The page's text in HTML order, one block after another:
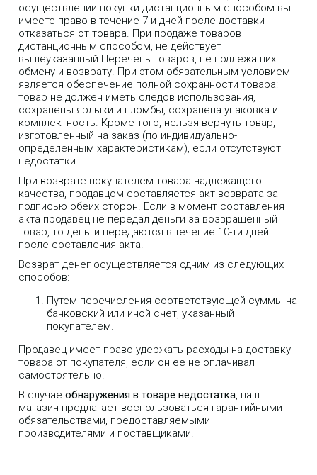
осуществлении покупки дистанционным способом вы
имеете право в течение 7-и дней после доставки
отказаться от товара. При продаже товаров
дистанционным способом, не действует
вышеуказанный Перечень товаров, не подлежащих
обмену и возврату. При этом обязательным условием
является обеспечение полной сохранности товара:
товар не должен иметь следов использования,
сохранены ярлыки и пломбы, сохранена упаковка и
комплектность. Кроме того, нельзя вернуть товар,
изготовленный на заказ (по индивидуально-
определенным характеристикам), если отсутствуют
недостатки.
При возврате покупателем товара надлежащего
качества, продавцом составляется акт возврата за
подписью обеих сторон. Если в момент составления
акта продавец не передал деньги за возвращенный
товар, то деньги передаются в течение 10-ти дней
после составления акта.
Возврат денег осуществляется одним из следующих
способов:
Путем перечисления соответствующей суммы на
банковский или иной счет, указанный
покупателем.
Продавец имеет право удержать расходы на доставку
товара от покупателя, если он ее не оплачивал
самостоятельно.
В случае обнаружения в товаре недостатка , наш
магазин предлагает воспользоваться гарантийными
обязательствами, предоставляемыми
производителями и поставщиками.
Компактный и мощный радиомост
5 ГГц с интегрированной антенной.
Рабочая частота: 5 ГГц (5170–
5875 МГц) Усиление антенны:
14.6–16.1 dBi Интерфейсы: 2 ×